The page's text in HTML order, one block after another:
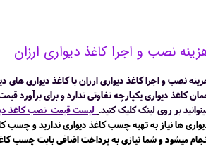
نصب و اجرا کاغذ دیواری ارزان
نصب و اجرا کاغذ دیواری ارزان با کاغذ دیواری های
کاغذ دیواری یکپارچه تفاوتی ندارد و برای برآورد
بر روی لینک کلیک کنید. لیست قیمت نصب کاغذ
ها نیاز به تهیهچسب کاغذ دیواریندارید و چسب
میشود و شما نیازی به پرداخت اضافی بابت چسب